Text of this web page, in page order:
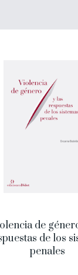
de
de los
penales